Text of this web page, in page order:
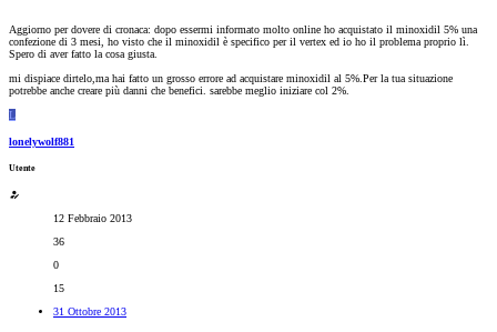
Aggiorno per dovere di cronaca: dopo essermi informato molto online ho acquistato il minoxidil 5% una
confezione di 3 mesi, ho visto che il minoxidil è specifico per il vertex ed io ho il problema proprio lì.
Spero di aver fatto la cosa giusta.
mi dispiace dirtelo,ma hai fatto un grosso errore ad acquistare minoxidil al 5%.Per la tua situazione
potrebbe anche creare più danni che benefici. sarebbe meglio iniziare col 2%.
L
lonelywolf881
Utente
12 Febbraio 2013
36
0
15
31 Ottobre 2013